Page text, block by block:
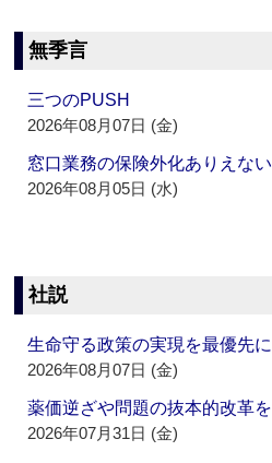
無季言
三つのPUSH
2026年08月07日 (金)
窓口業務の保険外化ありえない
2026年08月05日 (水)
社説
生命守る政策の実現を最優先に
2026年08月07日 (金)
薬価逆ざや問題の抜本的改革を
2026年07月31日 (金)